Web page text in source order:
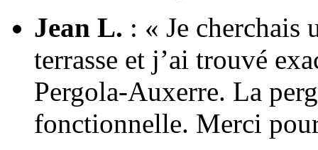
Jean L. : « Je cherchais
terrasse et j’ai trouvé
Pergola-Auxerre. La
fonctionnelle. Merci